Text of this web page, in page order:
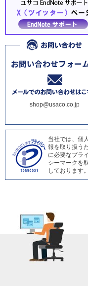
shop@usaco.co.jp
当社では、個
報を取り扱う
に必要なプラ
シーマークを
しております。